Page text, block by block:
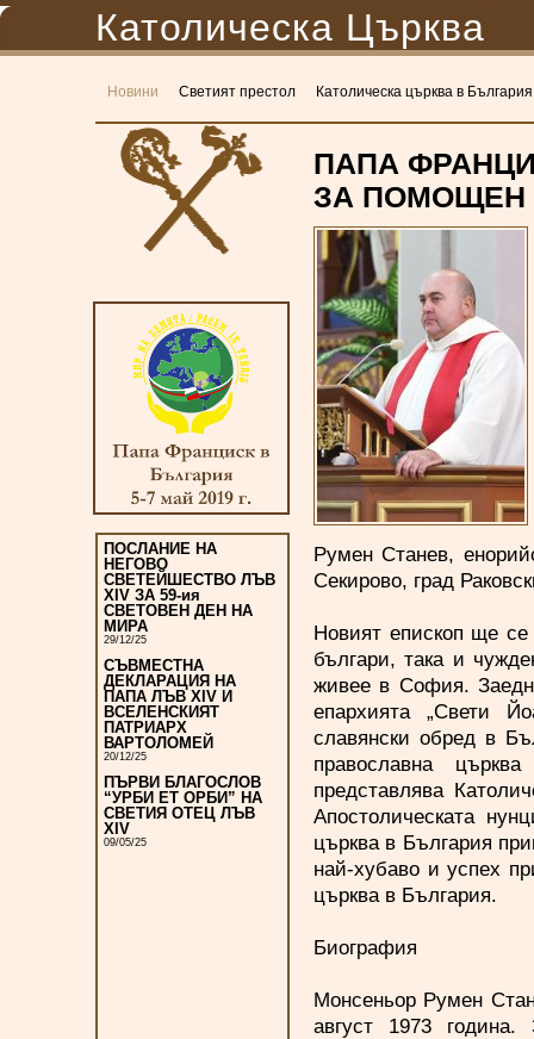
Католическа Църква
Новини Светият престол Католическа църква в България
ПОСЛАНИЕ НА
НЕГОВО
СВЕТЕЙШЕСТВО ЛЪВ
XIV ЗА 59-ия
СВЕТОВЕН ДЕН НА
МИРА
29/12/25
СЪВМЕСТНА
ДЕКЛАРАЦИЯ НА
ПАПА ЛЪВ XIV И
ВСЕЛЕНСКИЯТ
ПАТРИАРХ
ВАРТОЛОМЕЙ
20/12/25
ПЪРВИ БЛАГОСЛОВ
“УРБИ ЕТ ОРБИ” НА
СВЕТИЯ ОТЕЦ ЛЪВ
XIV
09/05/25
ПАПА
ЗА ПОМОЩЕН
Румен Станев,
Секирово, град
Новият епископ ще
българи, така и
живее в София.
епархията „Свети
славянски обред в
православна
представлява
Апостолическата
църква в България
най-хубаво и успех
църква в България.
Биография
Монсеньор Румен
август 1973